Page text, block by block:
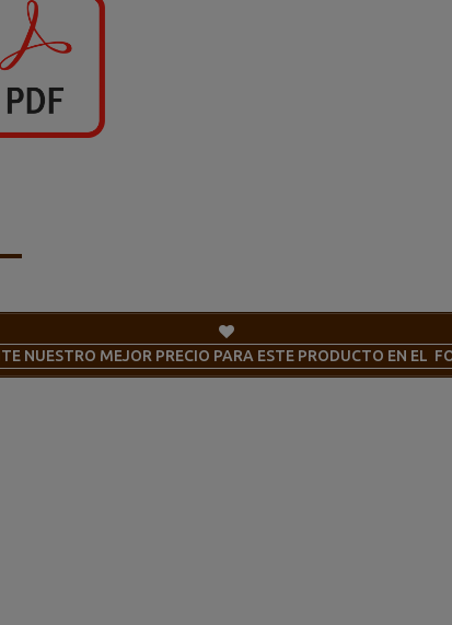
NUESTRO MEJOR PRECIO PARA ESTE PRODUCTO EN EL